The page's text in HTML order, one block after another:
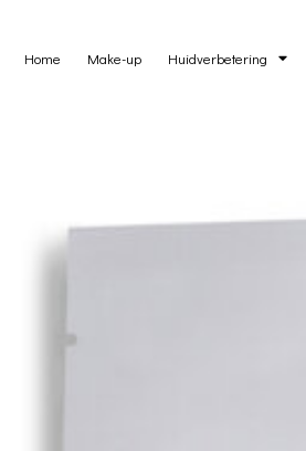
Home Make-up Huidverbetering